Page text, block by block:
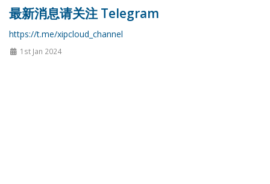
最新消息请关注 Telegram
https://t.me/xipcloud_channel
1st Jan 2024